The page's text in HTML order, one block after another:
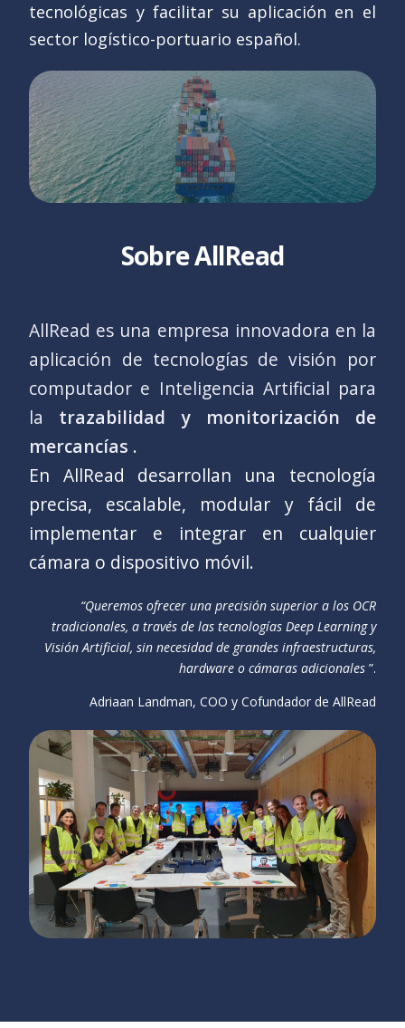
tecnológicas y facilitar su aplicación en el
sector logístico-portuario español.
Sobre AllRead
AllRead es una empresa innovadora en la
aplicación de tecnologías de visión por
computador e Inteligencia Artificial para
la trazabilidad y monitorización de
mercancías .
En AllRead desarrollan una tecnología
precisa, escalable, modular y fácil de
implementar e integrar en cualquier
cámara o dispositivo móvil.
“Queremos ofrecer una precisión superior a los OCR
tradicionales, a través de las tecnologías Deep Learning y
Visión Artificial, sin necesidad de grandes infraestructuras,
hardware o cámaras adicionales”.
Adriaan Landman, COO y Cofundador de AllRead